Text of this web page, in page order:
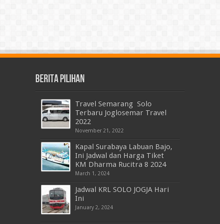
Berita Pilihan
Travel Semarang Solo
Terbaru Joglosemar Travel
2022
November 21, 2022
Kapal Surabaya Labuan Bajo,
Ini Jadwal dan Harga Tiket
KM Dharma Rucitra 8 2024
March 1, 2024
Jadwal KRL SOLO JOGJA Hari
Ini
January 2, 2024